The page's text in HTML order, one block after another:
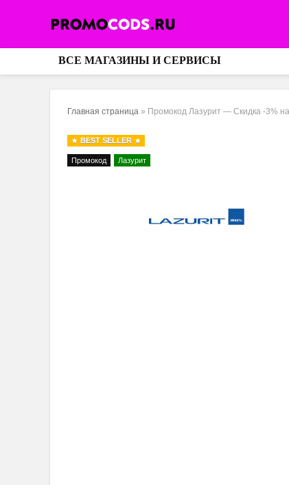
ВСЕ МАГАЗИНЫ И СЕРВИСЫ
Главная страница » Промокод Лазурит — Скидка -3%
BEST SELLER
Промокод Лазурит